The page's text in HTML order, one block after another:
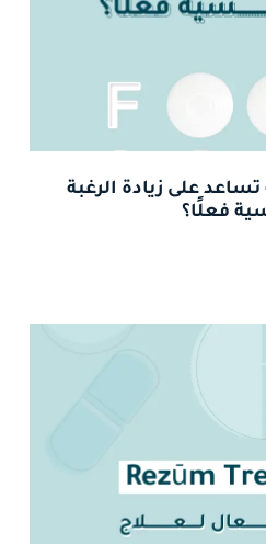
على زيادة الرغبة
فعلًا؟